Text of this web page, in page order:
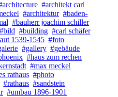
#architekt carl
#architektur #baden-
#bauherr joachim schiller
#bild #building #carl schäfer
1539-1545 #foto
#gallery #gebäude
#haus zum rechen
#max meckel
rathaus #photo
#rathaus #sandstein
#umbau 1896-1901